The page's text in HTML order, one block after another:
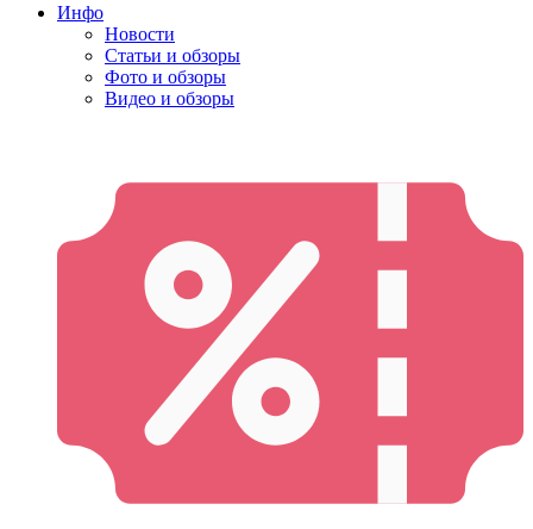
Инфо
Новости
Статьи и обзоры
Фото и обзоры
Видео и обзоры